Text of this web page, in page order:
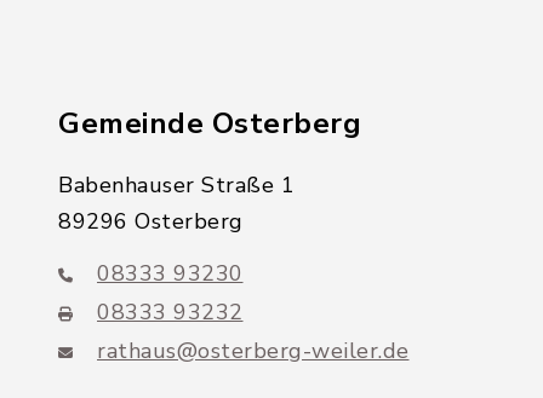
Gemeinde Osterberg
Babenhauser Straße 1
89296 Osterberg
08333 93230
08333 93232
rathaus@osterberg-weiler.de